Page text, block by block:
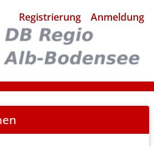
home
page
Registrierung Anmeldung